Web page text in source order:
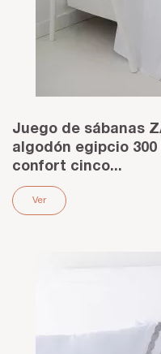
Juego de sábanas
algodón egipcio 300
confort cinco...
Ver